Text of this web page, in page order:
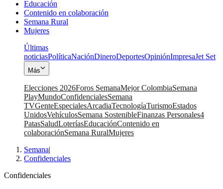
Educación
Contenido en colaboración
Semana Rural
Mujeres
Últimas
noticiasPolíticaNaciónDineroDeportesOpiniónImpresaJet Set
Más
Elecciones 2026Foros SemanaMejor ColombiaSemana
PlayMundoConfidencialesSemana
TVGenteEspecialesArcadiaTecnologíaTurismoEstados
UnidosVehículosSemana SostenibleFinanzas Personales4
PatasSaludLoteríasEducaciónContenido en
colaboraciónSemana RuralMujeres
Semana|
Confidenciales
Confidenciales